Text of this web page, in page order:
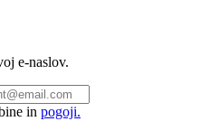
e-naslov.
in pogoji.